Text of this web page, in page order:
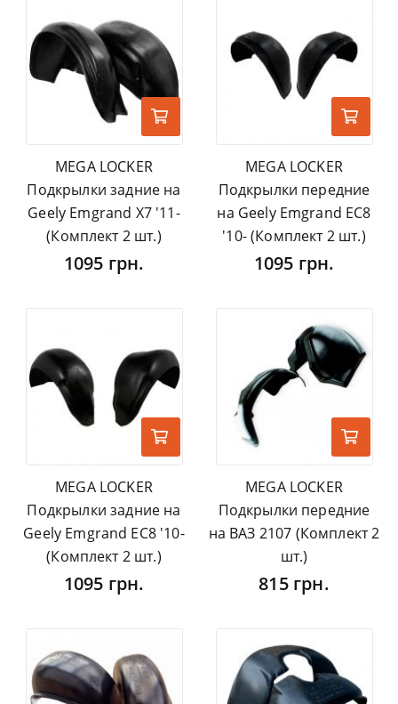
MEGA LOCKER
Подкрылки задние на
Geely Emgrand X7 '11-
(Комплект 2 шт.)
1095 грн.
MEGA LOCKER
Подкрылки передние
на Geely Emgrand EC8
'10- (Комплект 2 шт.)
1095 грн.
MEGA LOCKER
Подкрылки задние на
Geely Emgrand EC8 '10-
(Комплект 2 шт.)
1095 грн.
MEGA LOCKER
Подкрылки передние
на ВАЗ 2107 (Комплект 2
шт.)
815 грн.